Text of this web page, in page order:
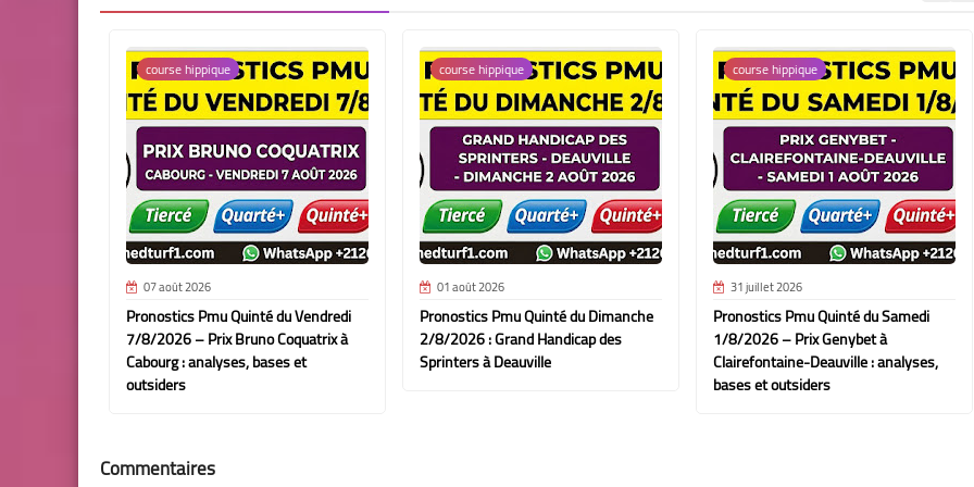
course hippique
07 août 2026
Pronostics Pmu Quinté du Vendredi
7/8/2026 – Prix Bruno Coquatrix à
Cabourg : analyses, bases et
outsiders
course hippique
01 août 2026
Pronostics Pmu Quinté du Dimanche
2/8/2026 : Grand Handicap des
Sprinters à Deauville
course hippique
31 juillet 2026
Pronostics Pmu Quinté du Samedi
1/8/2026 – Prix Genybet à
Clairefontaine-Deauville : analyses,
bases et outsiders
Commentaires